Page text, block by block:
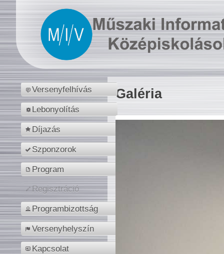
Versenyfelhívás
Lebonyolítás
Díjazás
Szponzorok
Program
Regisztráció
Programbizottság
Versenyhelyszín
Kapcsolat
Galéria